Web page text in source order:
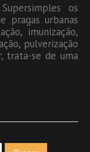
os
pragas urbanas
imunização,
pulverização
trata-se de uma